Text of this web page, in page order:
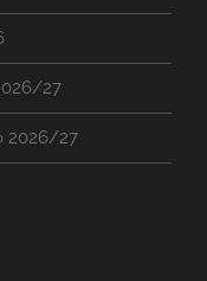
27
2026/27